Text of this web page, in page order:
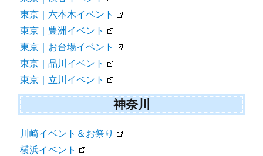
東京｜六本木イベント
東京｜豊洲イベント
東京｜お台場イベント
東京｜品川イベント
東京｜立川イベント
神奈川
川崎イベント＆お祭り
横浜イベント